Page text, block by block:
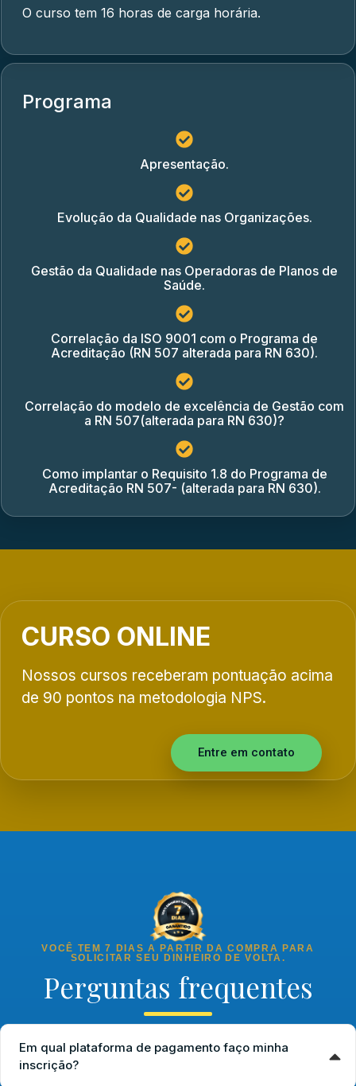
O curso tem 16 horas de carga horária.
Programa
Apresentação.
Evolução da Qualidade nas Organizações.
Gestão da Qualidade nas Operadoras de Planos de
Saúde.
Correlação da ISO 9001 com o Programa de
Acreditação (RN 507 alterada para RN 630).
Correlação do modelo de excelência de Gestão com
a RN 507(alterada para RN 630)?
Como implantar o Requisito 1.8 do Programa de
Acreditação RN 507- (alterada para RN 630).
CURSO ONLINE
Nossos cursos receberam pontuação acima
de 90 pontos na metodologia NPS.
Entre em contato
VOCÊ TEM 7 DIAS A PARTIR DA COMPRA PARA
SOLICITAR SEU DINHEIRO DE VOLTA.
Perguntas frequentes
Em qual plataforma de pagamento faço minha
inscrição?